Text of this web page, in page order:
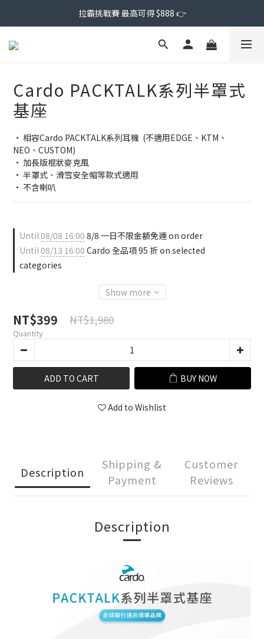
拉霸挑戰賽 最高可得 $888 👉
Cardo PACKTALK系列半罩式
基座
• 相容Cardo PACKTALK系列耳機  (不適用EDGE、KTM、
NEO、CUSTOM)
• 加長版棍狀麥克風
• 半罩式、滑雪安全帽等款式適用
• 不含喇叭
Until08/08 16:00 8/8 一日不限金額免運 on order
Until08/13 16:00 Cardo 全品項 95 折 on selected
categories
Show more
NT$399 NT$1,980
Quantity
ADD TO CART BUY NOW
Add to Wishlist
Description
Shipping &
Payment
Customer
Reviews
Description